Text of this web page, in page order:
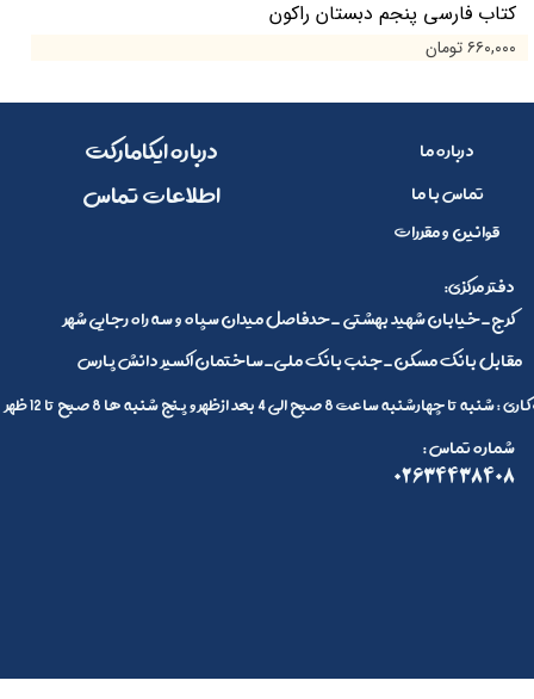
کتاب فارسی پنجم دبستان راکون
۶۶۰,۰۰۰ تومان
درباره ما
تماس با ما
قوانین و مقررات
​​درباره ایکامارکت
​اطلاعات تماس
کرج_خیابان شهید بهشتی _حدفاصل میدان سپاه و سه راه رجایی شهر
مقابل بانک مسکن_جنب بانک ملی_ساختمان اکسیر دانش پارس
:دفتر مرکزی
چهارشنبه ساعت 8 صبح الی 4 بعد ازظهر و پنج شنبه ها 8 صبح تا 12 ظهر
: شماره تماس
02634438408